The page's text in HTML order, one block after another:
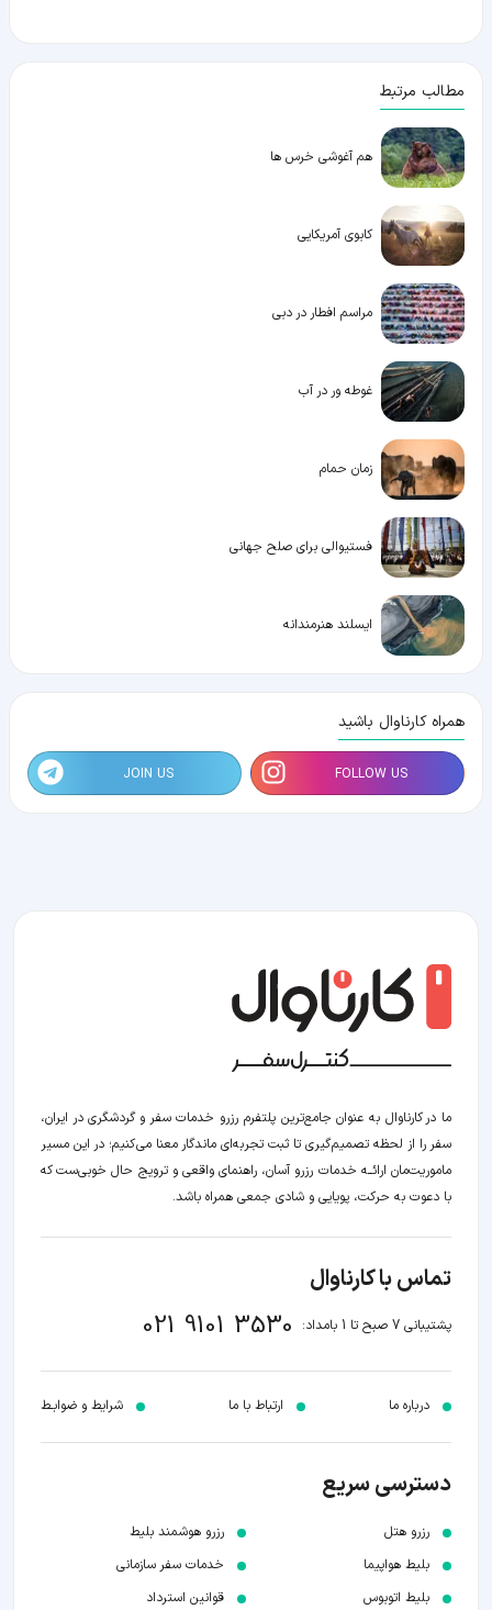
مطالب مرتبط
هم آغوشی خرس ها
کابوی آمریکایی
مراسم افطار در دبی
غوطه ور در آب
زمان حمام
فستیوالی برای صلح جهانی
ایسلند هنرمندانه
همراه کارناوال باشید
FOLLOW US
JOIN US
ما در کارناوال به عنوان جامع‌ترین پلتفرم رزرو خدمات سفر و گردشگری در ایران،
سفر را از لحظه‌ تصمیم‌گیری تا ثبت تجربه‌ای ماندگار معنا می‌کنیم؛ در این مسیر‍
ماموریت‌مان اراﺋــﻪ خدمات رزرو آسان، راهنمای واقعی و ترویج حال خوبی‌ست که
با دعوت به حرکت، پویایی و شادی جمعی همراه باشد.
تماس با کارناوال
پشتیبانی 7 صبح تا 1 بامداد: 021 9101 3530
درباره ما ارتباط با ما شرایط و ضوابـط
دسترسی سریع
رزرو هتل
بلیط هواپیما
بلیط اتوبوس
رزرو هوشمند بلیط
خدمات سفر سازمانی
قوانین استرداد